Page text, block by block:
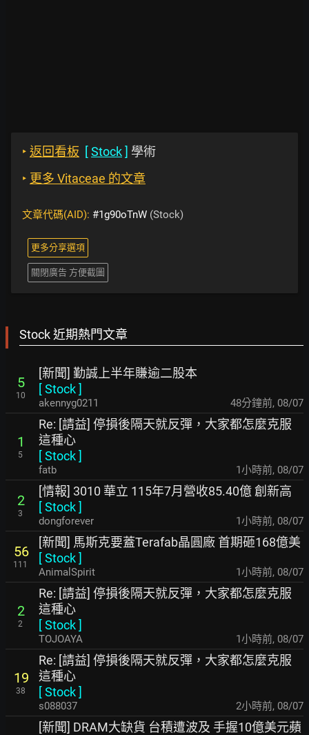
‣ 返回看板 [Stock] 學術
‣ 更多 Vitaceae 的文章
文章代碼(AID): #1g90oTnW (Stock)
更多分享選項
關閉廣告 方便截圖
Stock 近期熱門文章
5
10
[新聞] 勤誠上半年賺逾二股本
[Stock]
akennyg0211 48分鐘前, 08/07
1
5
Re: [請益] 停損後隔天就反彈，大家都怎麼克服
這種心
[Stock]
fatb 1小時前, 08/07
2
3
[情報] 3010 華立 115年7月營收85.40億 創新高
[Stock]
dongforever 1小時前, 08/07
56
111
[新聞] 馬斯克要蓋Terafab晶圓廠 首期砸168億美
[Stock]
AnimalSpirit 1小時前, 08/07
2
2
Re: [請益] 停損後隔天就反彈，大家都怎麼克服
這種心
[Stock]
TOJOAYA 1小時前, 08/07
19
38
Re: [請益] 停損後隔天就反彈，大家都怎麼克服
這種心
[Stock]
s088037 2小時前, 08/07
[新聞] DRAM大缺貨 台積遭波及 手握10億美元蘋